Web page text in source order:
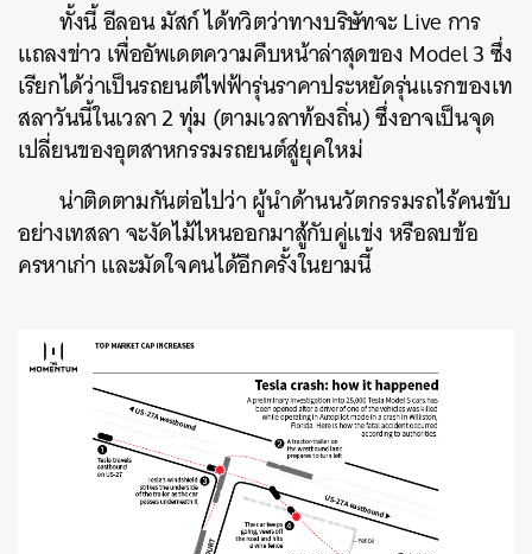
ทั้งนี้ อีลอน มัสก์ ได้ทวิตว่าทางบริษัทจะ Live การ
แถลงข่าว เพื่ออัพเดตความคืบหน้าล่าสุดของ Model 3 ซึ่ง
เรียกได้ว่าเป็นรถยนต์ไฟฟ้ารุ่นราคาประหยัดรุ่นแรกของเท
สลาวันนี้ในเวลา 2 ทุ่ม (ตามเวลาท้องถิ่น) ซึ่งอาจเป็นจุด
เปลี่ยนของอุตสาหกรรมรถยนต์สู่ยุคใหม่
น่าติดตามกันต่อไปว่า ผู้นำด้านนวัตกรรมรถไร้คนขับ
อย่างเทสลา จะงัดไม้ไหนออกมาสู้กับคู่แข่ง หรือลบข้อ
ครหาเก่า และมัดใจคนได้อีกครั้งในยามนี้